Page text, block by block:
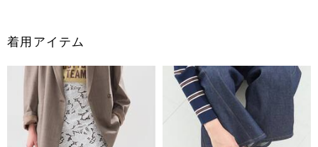
着用アイテム